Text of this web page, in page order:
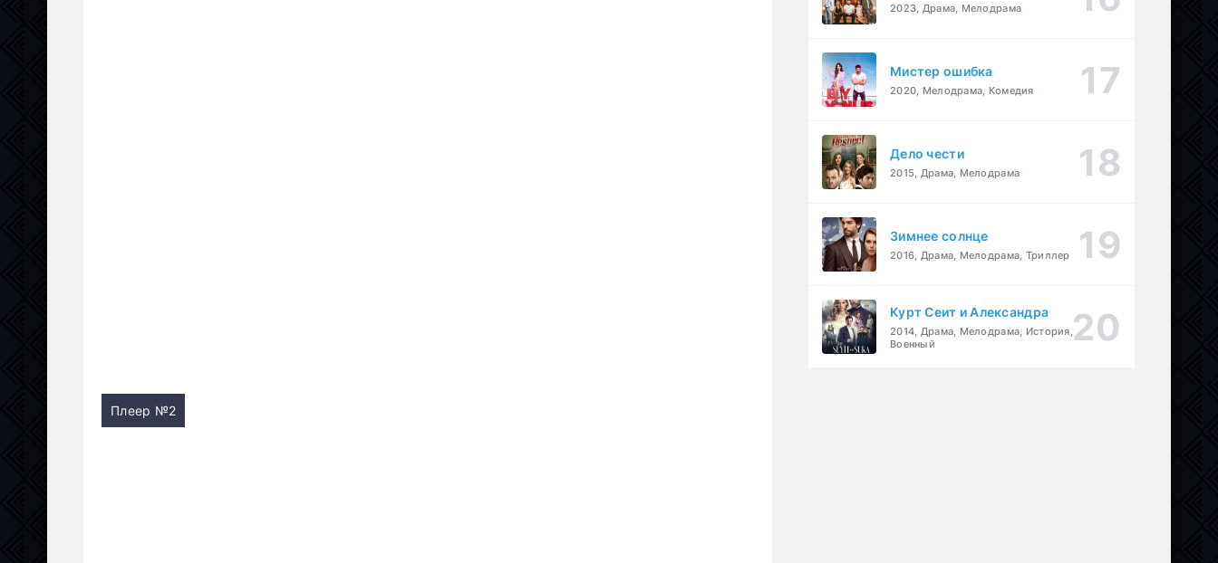
Плеер №2
2023, Драма, Мелодрама
Мистер ошибка
2020, Мелодрама, Комедия
Дело чести
2015, Драма, Мелодрама
Зимнее солнце
2016, Драма, Мелодрама, Триллер
Курт Сеит и Александра
2014, Драма, Мелодрама, История,
Военный